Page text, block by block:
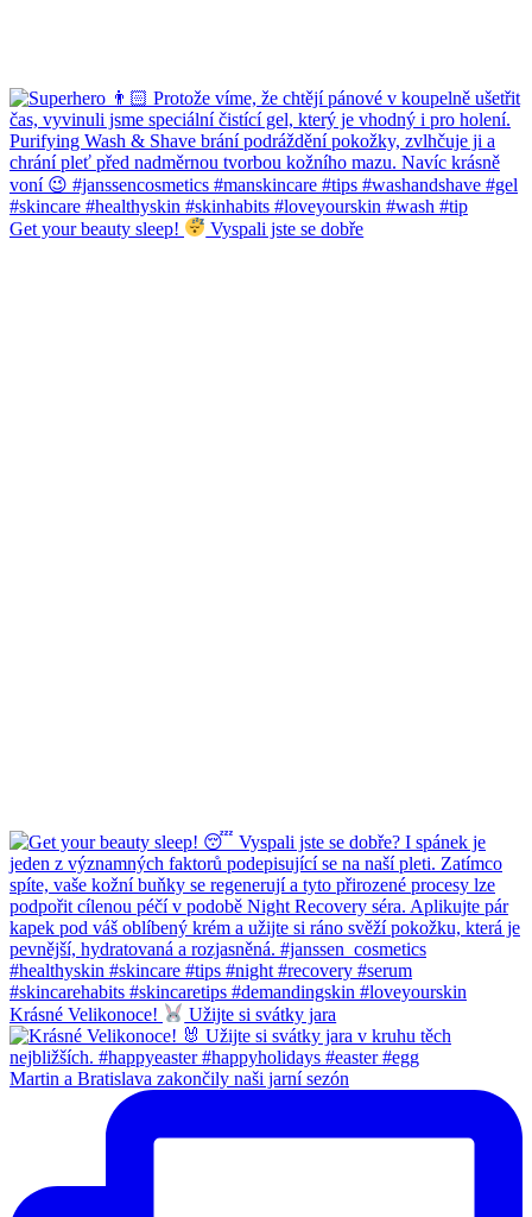
Get your beauty sleep! Vyspali jste se dobře
Krásné Velikonoce! Užijte si svátky jara
Martin a Bratislava zakončily naši jarní sezón